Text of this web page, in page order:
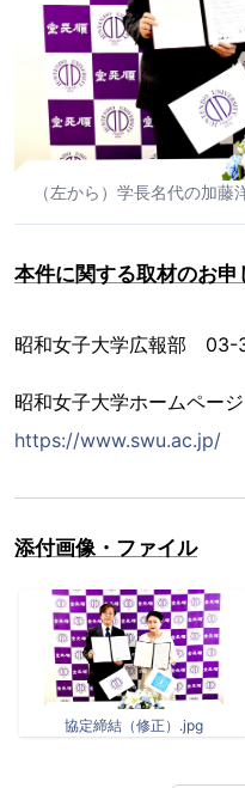
（左から）学長名代の加
本件に関する取材のお申
昭和女子大学広報部 03-
昭和女子大学ホームページ
https://www.swu.ac.jp/
添付画像・ファイル
協定締結（修正）.jpg